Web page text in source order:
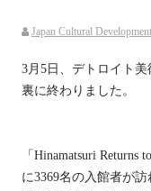
Japan Cultural Development
3月5日、デトロイト
裏に終わりました。
「Hinamatsuri
に3369名の入館者が